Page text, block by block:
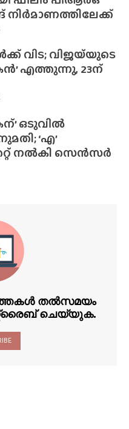
നിർമാണത്തിലേക്ക്
വിട; വിജയ്‌യുടെ
എത്തുന്നു, 23ന്
ഒടുവിൽ
‘എ’
നൽകി സെൻസർ
തൽസമയം
ചെയ്യുക.